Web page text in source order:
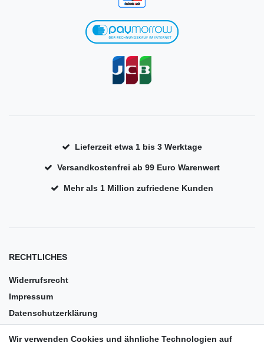
Lieferzeit etwa 1 bis 3 Werktage
Versandkostenfrei ab 99 Euro Warenwert
Mehr als 1 Million zufriedene Kunden
RECHTLICHES
Widerrufsrecht
Impressum
Datenschutzerklärung
Wir verwenden Cookies und ähnliche Technologien auf